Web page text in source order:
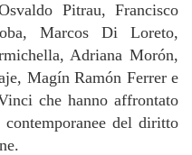
Pitrau, Francisco
Marcos Di Loreto,
Adriana Morón,
Magín Ramón Ferrer e
che hanno affrontato
del diritto